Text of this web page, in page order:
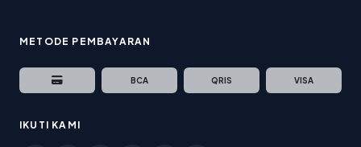
METODE PEMBAYARAN
BCA QRIS VISA
IKUTI KAMI